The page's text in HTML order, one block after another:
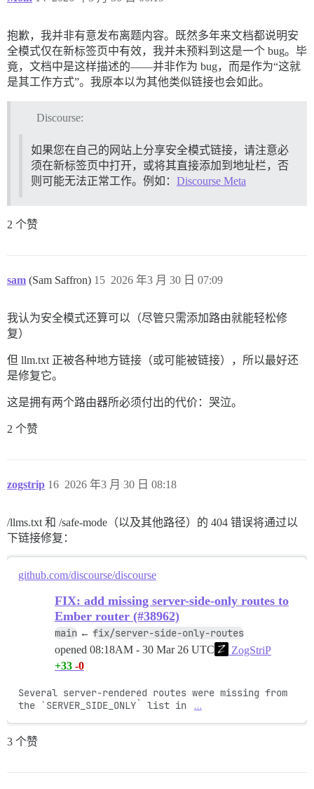
抱歉，我并非有意发布离题内容。既然多年来文档都说明安
全模式仅在新标签页中有效，我并未预料到这是一个 bug。毕
竟，文档中是这样描述的——并非作为 bug，而是作为“这就
是其工作方式”。我原本以为其他类似链接也会如此。
Discourse:
如果您在自己的网站上分享安全模式链接，请注意必
须在新标签页中打开，或将其直接添加到地址栏，否
则可能无法正常工作。例如： Discourse Meta
2 个赞
sam (Sam Saffron) 2026 年3 月 30 日 07:09
15
我认为安全模式还算可以（尽管只需添加路由就能轻松修
复）
但 llm.txt 正被各种地方链接（或可能被链接），所以最好还
是修复它。
这是拥有两个路由器所必须付出的代价：哭泣。
2 个赞
zogstrip 2026 年3 月 30 日 08:18
16
/llms.txt 和 /safe-mode（以及其他路径）的 404 错误将通过以
下链接修复：
github.com/discourse/discourse
FIX: add missing server-side-only routes to
Ember router (#38962)
main ← fix/server-side-only-routes
opened 08:18AM - 30 Mar 26 UTC
ZogStriP
+33 -0
Several server-rendered routes were missing from
the `SERVER_SIDE_ONLY` list in
…
3 个赞